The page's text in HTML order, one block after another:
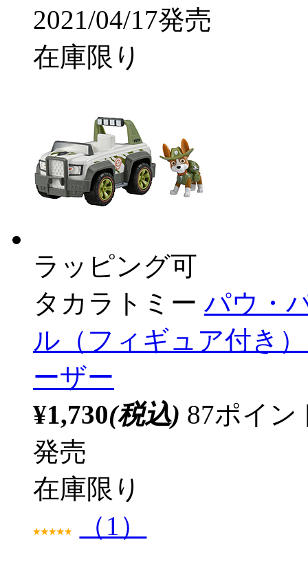
2021/04/17発売
在庫限り
ラッピング可
タカラトミー パウ・
ル（フィギュア付き
ーザー
¥1,730(税込) 87ポイ
発売
在庫限り
（1）